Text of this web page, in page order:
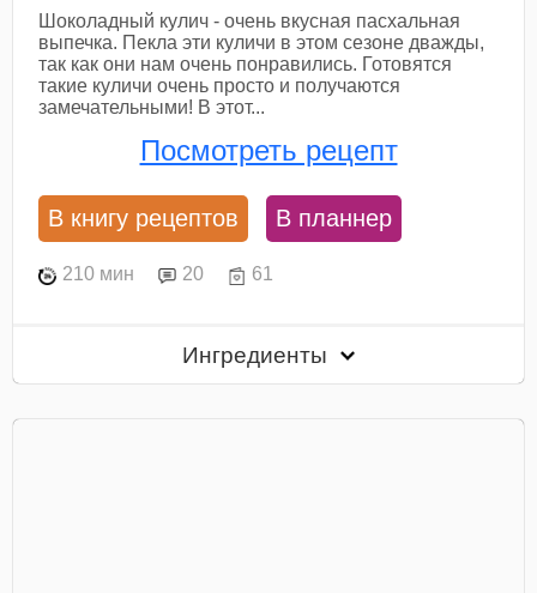
Шоколадный кулич - очень вкусная пасхальная
выпечка. Пекла эти куличи в этом сезоне дважды,
так как они нам очень понравились. Готовятся
такие куличи очень просто и получаются
замечательными! В этот...
Посмотреть рецепт
В книгу рецептов В планнер
210 мин 20 61
Ингредиенты